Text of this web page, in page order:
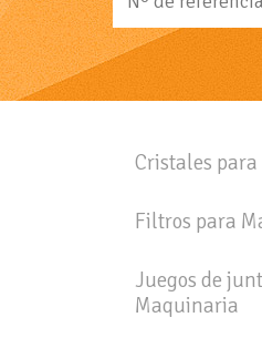
Cristales
Filtros para
Juegos de
Maquinaria